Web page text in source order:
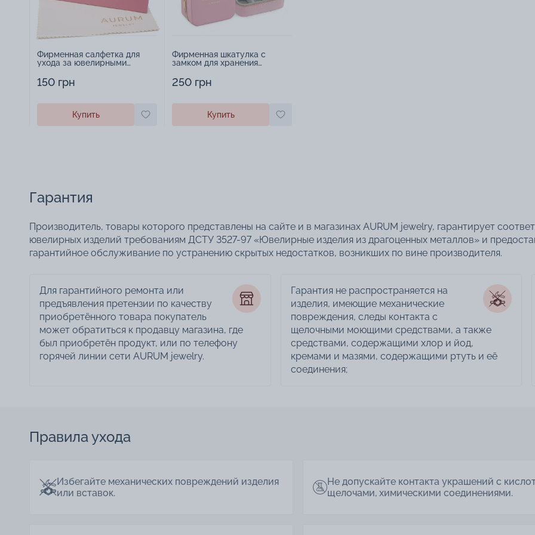
Фирменная салфетка для
ухода за ювелирными
150 грн
Купить
Фирменная шкатулка с
замком для хранения
250 грн
Купить
Гарантия
Производитель, товары которого представлены на сайте и в магазинах AURUM jewelry, гарантирует
ювелирных изделий требованиям ДСТУ 3527-97 «Ювелирные изделия из драгоценных металлов» и
гарантийное обслуживание по устранению скрытых недостатков, возникших по вине производителя.
Для гарантийного ремонта или
предъявления претензии по качеству
приобретённого товара покупатель
может обратиться к продавцу магазина, где
был приобретён продукт, или по телефону
горячей линии сети AURUM jewelry.
Гарантия не распространяется на
изделия, имеющие механические
повреждения, следы контакта с
щелочными моющими средствами, а также
средствами, содержащими хлор и йод,
кремами и мазями, содержащими ртуть и её
соединения;
Правила ухода
Избегайте механических повреждений изделия
или вставок.
Не допускайте контакта украшений с
щелочами, химическими соединениями.